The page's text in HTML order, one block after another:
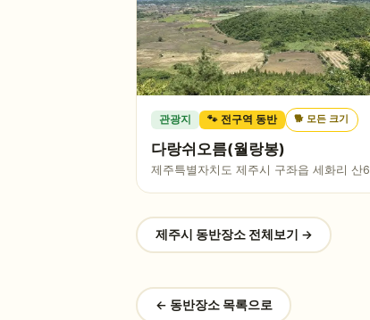
관광지 🐾 전구역 동반 🐕모든 크기
다랑쉬오름(월랑봉)
제주특별자치도 제주시 구좌읍 세화리 산6
제주시 동반장소 전체보기 →
← 동반장소 목록으로